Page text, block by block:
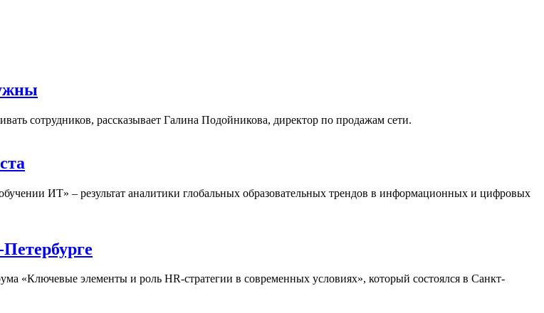
сотрудников, рассказывает Галина Подойникова, директор по продажам сети.
ИТ» – результат аналитики глобальных образовательных трендов в информационных и цифровых
«Ключевые элементы и роль HR-стратегии в современных условиях», который состоялся в Санкт-